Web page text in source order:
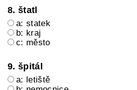
8. štatl
a: statek
b: kraj
c: město
9. špitál
a: letiště